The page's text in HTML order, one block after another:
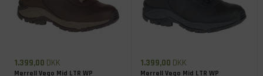
1.399,00 DKK
Merrell Vego Mid LTR WP
1.399,00 DKK
Merrell Vego Mid LTR WP